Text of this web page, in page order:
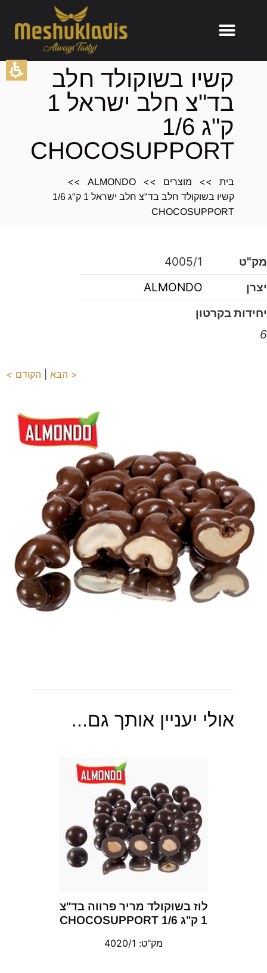
באפשרותך
קשיו בשוקולד חלב
בד"צ חלב ישראל 1
ק"ג 1/6
CHOCOSUPPORT
בית >> מוצרים >>
ALMONDO
>>
קשיו בשוקולד חלב בד"צ חלב ישראל 1 ק"ג 1/6
CHOCOSUPPORT
מק"ט
4005/1
יצרן
ALMONDO
יחידות בקרטון
6
< הבא הקודם >
אולי יעניין אותך גם...
לוז בשוקולד מריר פרווה בד"צ
1 ק"ג 1/6 CHOCOSUPPORT
מק"ט: 4020/1